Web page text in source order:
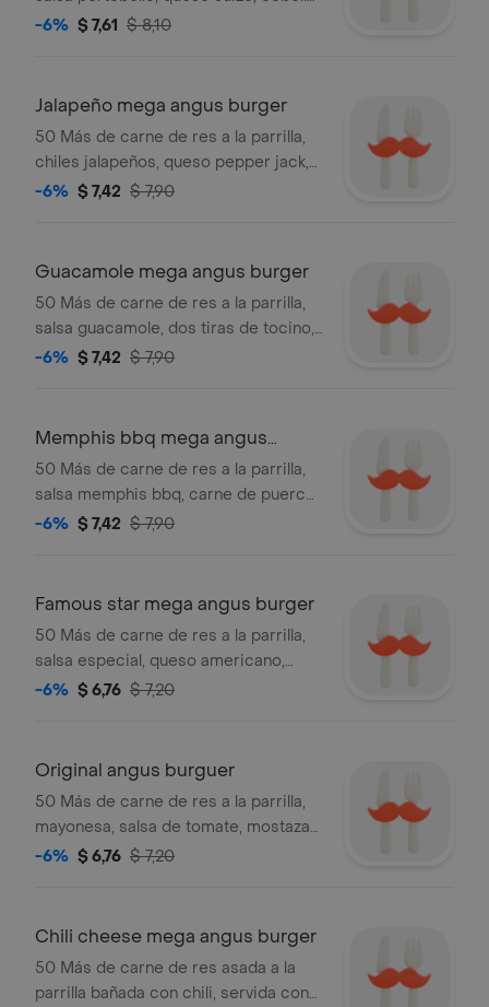
morada, tomate y lechuga entre pan
-6% $ 7,61 $ 8,10
Jalapeño mega angus burger
50 Más de carne de res a la parrilla,
chiles jalapeños, queso pepper jack,
cebolla morada, tomate, lechuga y
-6% $ 7,42 $ 7,90
Guacamole mega angus burger
50 Más de carne de res a la parrilla,
salsa guacamole, dos tiras de tocino,
queso pepper jack, salsa santa fe,
-6% $ 7,42 $ 7,90
Memphis bbq mega angus
burger
50 Más de carne de res a la parrilla,
salsa memphis bbq, carne de puerco
ahumada, tiras de cebolla crujiente y
-6% $ 7,42 $ 7,90
Famous star mega angus burger
50 Más de carne de res a la parrilla,
salsa especial, queso americano,
mayonesa, lechuga, cebolla, tomate y
-6% $ 6,76 $ 7,20
Original angus burguer
50 Más de carne de res a la parrilla,
mayonesa, salsa de tomate, mostaza
queso americano, lechuga, cebolla,
-6% $ 6,76 $ 7,20
Chili cheese mega angus burger
50 Más de carne de res asada a la
parrilla bañada con chili, servida con